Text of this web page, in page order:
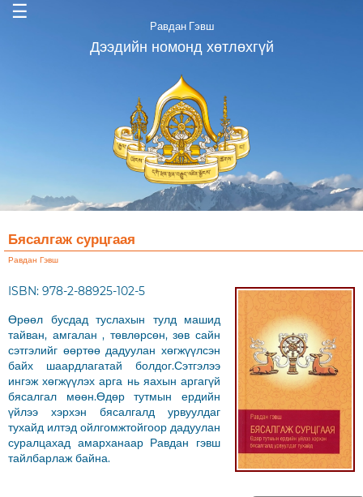
Равдан Гэвш
Дээдийн номонд хөтлөхгүй
☰
Бясалгаж сурцгаая
Равдан Гэвш
ISBN: 978-2-88925-102-5
Өрөөл бусдад туслахын тулд машид
тайван, амгалан , төвлөрсөн, зөв сайн
сэтгэлийг өөртөө дадуулан хөгжүүлсэн
байх шаардлагатай болдог.Сэтгэлээ
ингэж хөгжүүлэх арга нь яахын аргагүй
бясалгал мөөн.Өдөр тутмын ердийн
үйлээ хэрхэн бясалгалд урвуулдаг
тухайд илтэд ойлгомжтойгоор дадуулан
суралцахад амарханаар Равдан гэвш
тайлбарлаж байна.